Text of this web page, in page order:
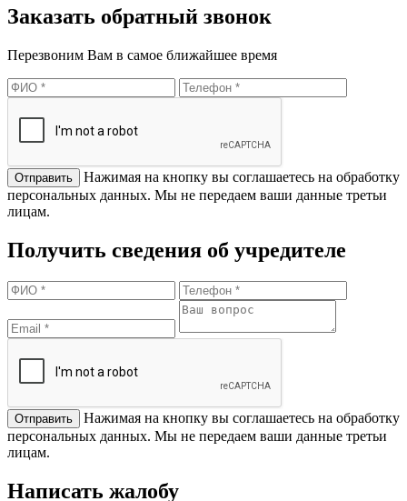
Заказать обратный звонок
Перезвоним Вам в самое ближайшее время
Нажимая на кнопку вы соглашаетесь на обработку
персональных данных. Мы не передаем ваши данные третьи
лицам.
Получить сведения об учредителе
Нажимая на кнопку вы соглашаетесь на обработку
персональных данных. Мы не передаем ваши данные третьи
лицам.
Написать жалобу